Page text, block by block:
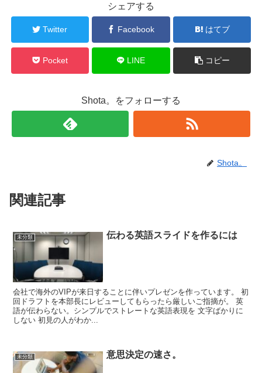
シェアする
Twitter Facebook はてブ
Pocket LINE コピー
Shota。をフォローする
Shota。
関連記事
未分類 伝わる英語スライドを作るには
会社で海外のVIPが来日することに伴いプレゼンを作っています。 初
回ドラフトを本部長にレビューしてもらったら厳しいご指摘が。 英
語が伝わらない。シンプルでストレートな英語表現を 文字ばかりに
しない 初見の人がわか...
未分類 意思決定の速さ。